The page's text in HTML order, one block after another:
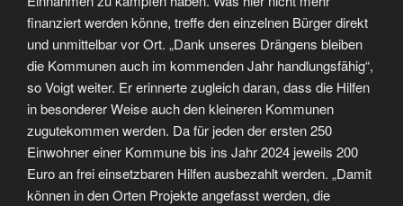
finanziert werden könne, treffe den einzelnen Bürger direkt
und unmittelbar vor Ort. „Dank unseres Drängens bleiben
die Kommunen auch im kommenden Jahr handlungsfähig“,
so Voigt weiter. Er erinnerte zugleich daran, dass die Hilfen
in besonderer Weise auch den kleineren Kommunen
zugutekommen werden. Da für jeden der ersten 250
Einwohner einer Kommune bis ins Jahr 2024 jeweils 200
Euro an frei einsetzbaren Hilfen ausbezahlt werden. „Damit
können in den Orten Projekte angefasst werden, die